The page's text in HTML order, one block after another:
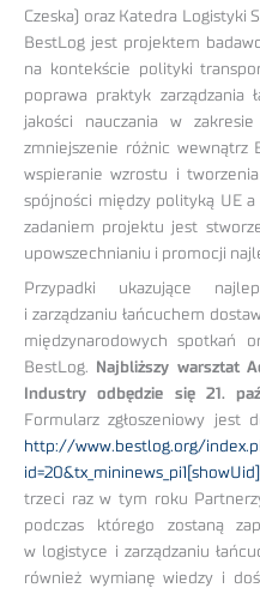
Czeska) oraz Katedra Logistyki
BestLog jest projektem
na kontekście polityki
poprawa praktyk zarządzania
jakości nauczania w zakresie
zmniejszenie różnic wewnątrz
wspieranie wzrostu i
spójności między polityką UE a
zadaniem projektu jest
upowszechnianiu i promocji
Przypadki ukazujące
i zarządzaniu łańcuchem
międzynarodowych spotkań
BestLog. Najbliższy warsztat
Industry odbędzie się 21.
Formularz zgłoszeniowy jest
http://www.bestlog.org/
trzeci raz w tym roku
podczas którego zostaną
w logistyce i zarządzaniu
również wymianę wiedzy i